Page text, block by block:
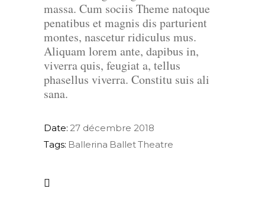
massa. Cum sociis Theme natoque
penatibus et magnis dis parturient
montes, nascetur ridiculus mus.
Aliquam lorem ante, dapibus in,
viverra quis, feugiat a, tellus
phasellus viverra. Constitu suis ali
sana.
Date: 27 décembre 2018
Tags: Ballerina BalletTheatre